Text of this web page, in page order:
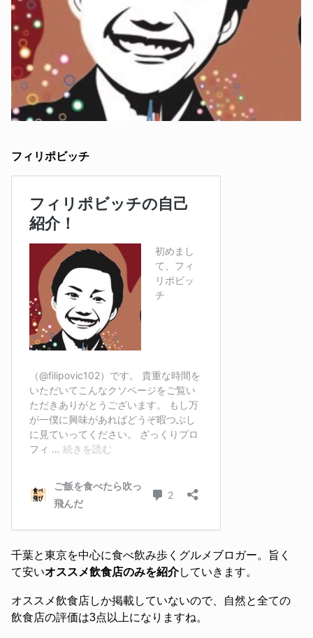
フィリポビッチ
千葉と東京を中心に食べ飲み歩くグルメブロガー。旨く
て安いオススメ飲食店のみを紹介していきます。
オススメ飲食店しか掲載していないので、自然と全ての
飲食店の評価は3点以上になりますね。